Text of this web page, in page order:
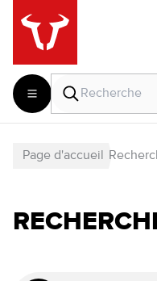
Page d'accueil